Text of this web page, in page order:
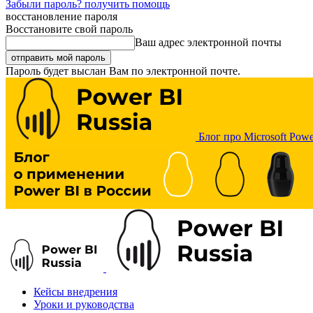
Забыли пароль? получить помощь
восстановление пароля
Восстановите свой пароль
Ваш адрес электронной почты
Пароль будет выслан Вам по электронной почте.
Блог про Microsoft
Кейсы внедрения
Уроки и руководства